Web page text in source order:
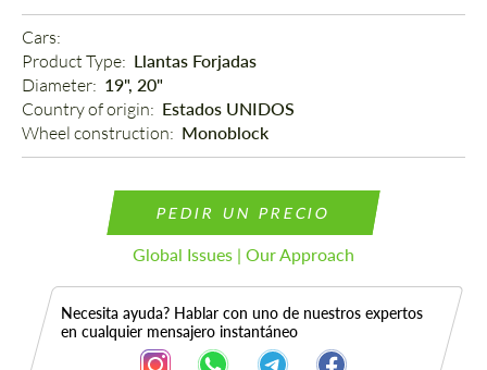
Cars:
Product Type: Llantas Forjadas
Diameter: 19", 20"
Country of origin: Estados UNIDOS
Wheel construction: Monoblock
PEDIR UN PRECIO
Global Issues | Our Approach
Necesita ayuda? Hablar con uno de nuestros expertos
en cualquier mensajero instantáneo